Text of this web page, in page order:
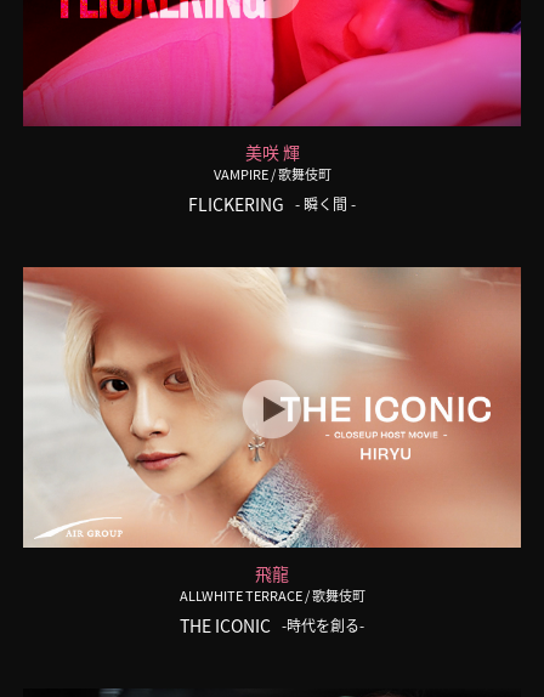
美咲 輝
VAMPIRE/ 歌舞伎町
FLICKERING - 瞬く間 -
飛龍
ALLWHITE TERRACE/ 歌舞伎町
THE ICONIC -時代を創る-